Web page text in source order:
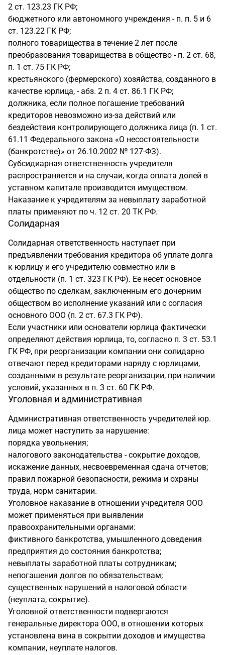
2 ст. 123.23 ГК РФ;
бюджетного или автономного учреждения - п. п. 5 и 6
ст. 123.22 ГК РФ;
полного товарищества в течение 2 лет после
преобразования товарищества в общество - п. 2 ст. 68,
п. 1 ст. 75 ГК РФ;
крестьянского (фермерского) хозяйства, созданного в
качестве юрлица, - абз. 2 п. 4 ст. 86.1 ГК РФ;
должника, если полное погашение требований
кредиторов невозможно из-за действий или
бездействия контролирующего должника лица (п. 1 ст.
61.11 Федерального закона «О несостоятельности
(банкротстве)» от 26.10.2002 № 127-ФЗ).
Субсидиарная ответственность учредителя
распространяется и на случаи, когда оплата долей в
уставном капитале производится имуществом.
Наказание к учредителям за невыплату заработной
платы применяют по ч. 12 ст. 20 ТК РФ.
Солидарная
Солидарная ответственность наступает при
предъявлении требования кредитора об уплате долга
к юрлицу и его учредителю совместно или в
отдельности (п. 1 ст. 323 ГК РФ). Ее несет основное
общество по сделкам, заключенным его дочерним
обществом во исполнение указаний или с согласия
основного ООО (п. 2 ст. 67.3 ГК РФ).
Если участники или основатели юрлица фактически
определяют действия юрлица, то, согласно п. 3 ст. 53.1
ГК РФ, при реорганизации компании они солидарно
отвечают перед кредиторами наряду с юрлицами,
созданными в результате реорганизации, при наличии
условий, указанных в п. 3 ст. 60 ГК РФ.
Уголовная и административная
Административная ответственность учредителей юр.
лица может наступить за нарушение:
порядка увольнения;
налогового законодательства - сокрытие доходов,
искажение данных, несвоевременная сдача отчетов;
правил пожарной безопасности, режима и охраны
труда, норм санитарии.
Уголовное наказание в отношении учредителя ООО
может применяться при выявлении
правоохранительными органами:
фиктивного банкротства, умышленного доведения
предприятия до состояния банкротства;
невыплаты заработной платы сотрудникам;
непогашения долгов по обязательствам;
существенных нарушений в налоговой области
(неуплата, сокрытие).
Уголовной ответственности подвергаются
генеральные директора ООО, в отношении которых
установлена вина в сокрытии доходов и имущества
компании, неуплате налогов.